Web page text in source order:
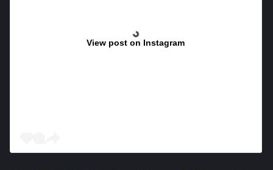
View post on Instagram